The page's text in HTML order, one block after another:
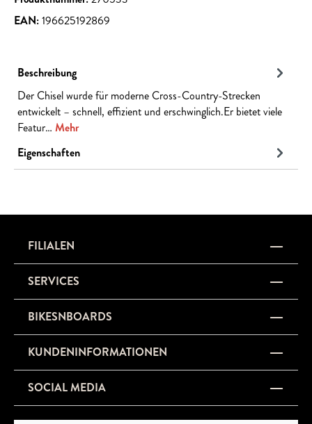
EAN:196625192869
Beschreibung
Der Chisel wurde für moderne Cross-Country-Strecken
entwickelt – schnell, effizient und erschwinglich.Er bietet viele
Featur… Mehr
Eigenschaften
FILIALEN
SERVICES
BIKESNBOARDS
KUNDENINFORMATIONEN
SOCIAL MEDIA